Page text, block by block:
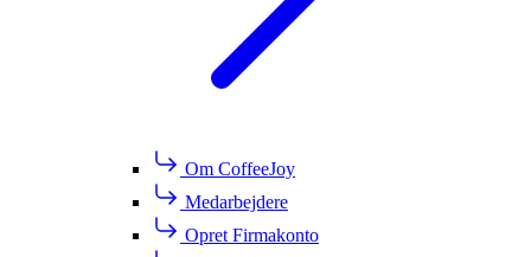
Om CoffeeJoy
Medarbejdere
Opret Firmakonto